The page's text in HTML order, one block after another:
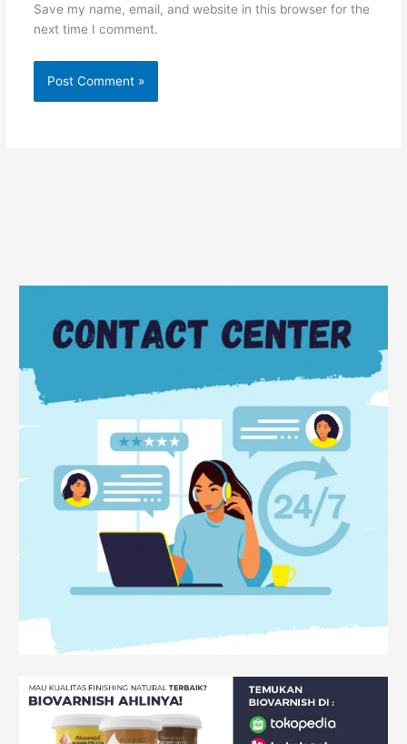
Save my name, email, and website in this browser for the
next time I comment.